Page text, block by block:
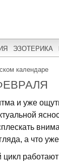
ЭЗОТЕРИКА
календаре
и уже
а что